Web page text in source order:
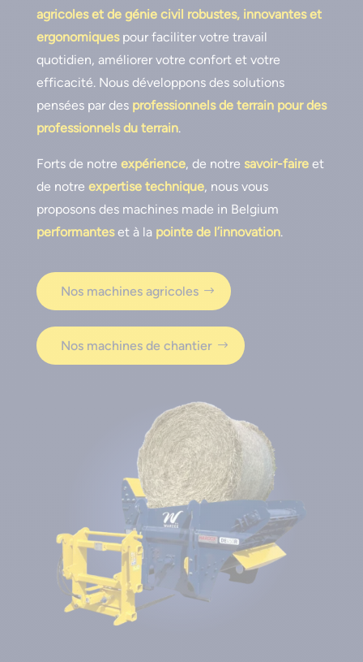
agricoles et de génie civil robustes, innovantes et
ergonomiquespour faciliter votre travail
quotidien, améliorer votre confort et votre
efficacité. Nous développons des solutions
pensées par des professionnels de terrain pour des
professionnels du terrain.
Forts de notre expérience, de notre savoir-faire et
de notre expertise technique, nous vous
proposons des machines made in Belgium
performanteset à la pointe de l’innovation.
Nos machines agricoles
Nos machines de chantier